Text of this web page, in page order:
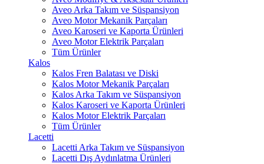
Aveo Arka Takım ve Süspansiyon
Aveo Motor Mekanik Parçaları
Aveo Karoseri ve Kaporta Ürünleri
Aveo Motor Elektrik Parçaları
Tüm Ürünler
Kalos
Kalos Fren Balatası ve Diski
Kalos Motor Mekanik Parçaları
Kalos Arka Takım ve Süspansiyon
Kalos Karoseri ve Kaporta Ürünleri
Kalos Motor Elektrik Parçaları
Tüm Ürünler
Lacetti
Lacetti Arka Takım ve Süspansiyon
Lacetti Dış Aydınlatma Ürünleri